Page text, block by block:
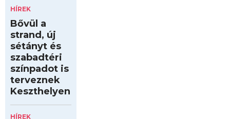
HÍREK
Bővül a
strand, új
sétányt és
szabadtéri
színpadot is
terveznek
Keszthelyen
HÍREK